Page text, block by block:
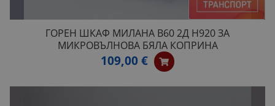
ГОРЕН ШКАФ МИЛАНА B60 2Д H920 ЗА
МИКРОВЪЛНОВА БЯЛА КОПРИНА
109,00 €